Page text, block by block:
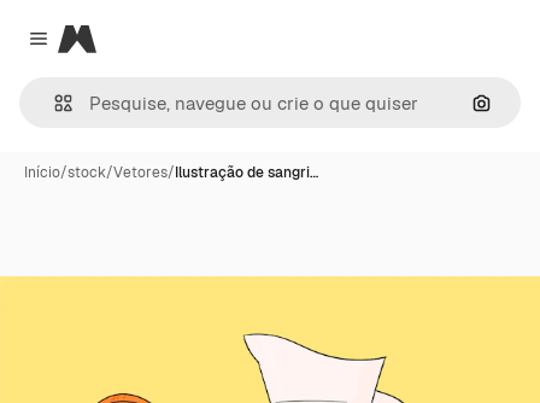
Close menu
Magnific
Início/stock/Vetores/Ilustração de sangri…